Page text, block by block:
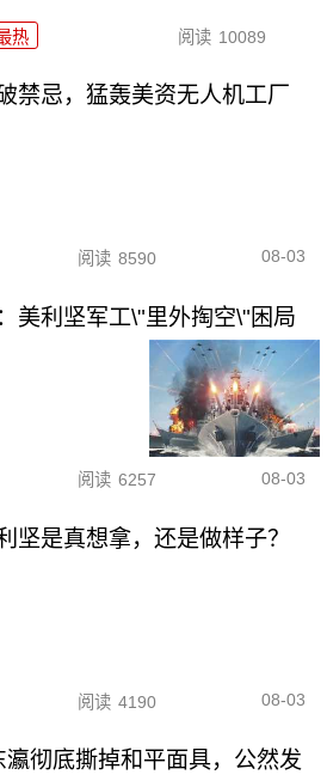
热 阅读 10089
禁忌，猛轰美资无人机工厂
阅读 8590 08-03
美利坚军工\"里外掏空\"困局
阅读 6257 08-03
坚是真想拿，还是做样子？
阅读 4190 08-03
瀛彻底撕掉和平面具，公然发